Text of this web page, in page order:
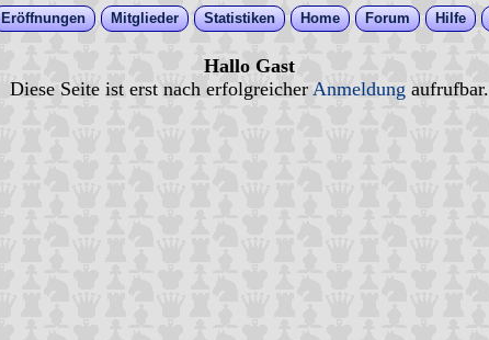
Eröffnungen Mitglieder Statistiken Home Forum Hilfe
Hallo Gast
Diese Seite ist erst nach erfolgreicher Anmeldung aufrufbar.